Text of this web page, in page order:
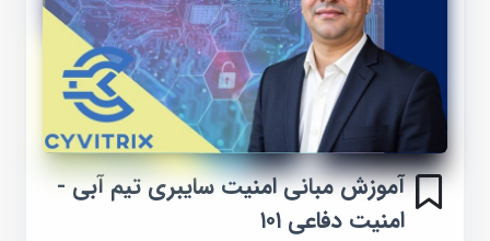
آموزش مبانی امنیت سایبری تیم آبی -
امنیت دفاعی ۱۰۱